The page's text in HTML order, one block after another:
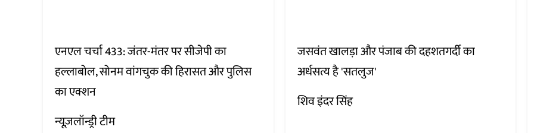
एनएल चर्चा 433: जंतर-मंतर पर सीजेपी का
हल्लाबोल, सोनम वांगचुक की हिरासत और पुलिस
का एक्शन
न्यूज़लॉन्ड्री टीम
जसवंत खालड़ा और पंजाब की दहशतगर्दी का
अर्धसत्य है 'सतलुज'
शिव इंदर सिंह